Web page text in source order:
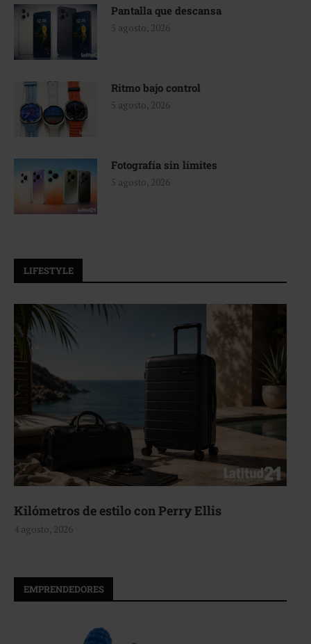
Pantalla que descansa
5 agosto, 2026
Ritmo bajo control
5 agosto, 2026
Fotografía sin límites
5 agosto, 2026
LIFESTYLE
Aerie, texturas que fluyen
4 agosto, 2026
EMPRENDEDORES